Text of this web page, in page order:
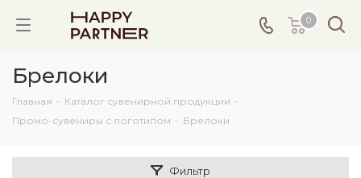
0
Брелоки
Главная - Каталог сувенирной продукции -
Промо-сувениры с логотипом - Брелоки
Фильтр